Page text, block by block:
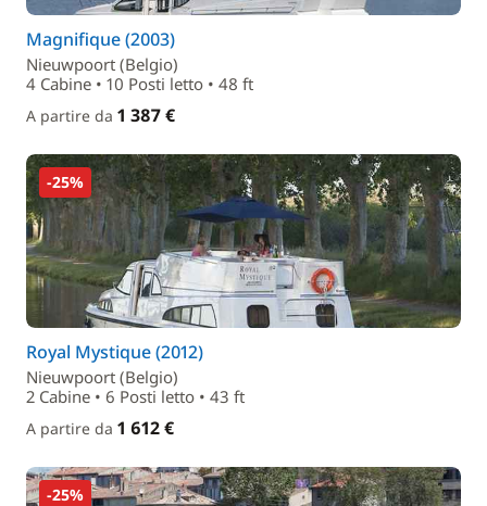
Magnifique (2003)
Nieuwpoort (Belgio)
4 Cabine • 10 Posti letto • 48 ft
A partire da 1 387 €
-25%
Royal Mystique (2012)
Nieuwpoort (Belgio)
2 Cabine • 6 Posti letto • 43 ft
A partire da 1 612 €
-25%